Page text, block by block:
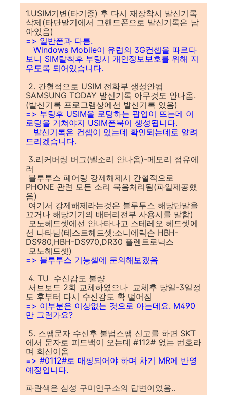
1.USIM기변(타기종) 후 다시 재장착시 발신기록
삭제(타단말기에서 그핸드폰으로 발신기록은 남
아있음)
=> 일반폰과 다름.
Windows Mobile이 유럽의 3G컨셉을 따르다
보니 SIM탈착후 부팅시 개인정보보호를 위해 지
우도록 되어있습니다.
2. 간혈적으로 USIM 전화부 생성안됨
SAMSUNG TODAY 발신기록 아무것도 안나옴.
(발신기록 프로그램상에선 발신기록 있음)
=> 부팅후 USIM을 로딩하는 팝업이 뜨는데 이
로딩을 거쳐야지 USIM폰북이 생성됩니다.
발신기록은 컨셉이 있는데 확인되는데로 알려
드리겠습니다.
3.리커버링 버그(벨소리 안나옴)-메모리 점유에
러
블루투스 페어링 강제해제시 간혈적으로
PHONE 관련 모든 소리 묵음처리됨(파일제공했
음)
여기서 강제해제라는것은 블루투스 해당단말을
끄거나 해당기기의 배터리전부 사용시를 말함)
모노헤드셋에선 안나타나고 스테레오 헤드셋에
선 나타남(테스트헤드셋:소니에릭슨 HBH-
DS980,HBH-DS970,DR30 플렌트로닉스
모노헤드셋)
=> 블루투스 기능셀에 문의해보겠음
4. TU 수신감도 불량
서브보드 2회 교체하였으나 교체후 당일-3일정
도 후부터 다시 수신감도 확 떨어짐
=> 이부분은 이상없는 것으로 아는데요. M490
만 그런가요?
5. 스팸문자 수신후 불법스팸 신고를 하면 SKT
에서 문자로 피드백이 오는데 #112# 없는 번호라
며 회신이옴
=> #0112#로 매핑되어야 하며 차기 MR에 반영
예정입니다.
파란색은 삼성 구미연구소의 답변이었음..